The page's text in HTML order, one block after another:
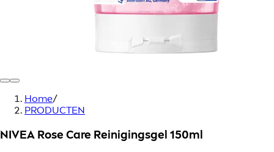
Home/
PRODUCTEN
NIVEA Rose Care Reinigingsgel 150ml